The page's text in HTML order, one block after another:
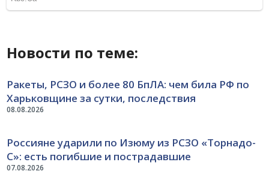
Новости по теме:
08.08.2026
Ракеты, РСЗО и более 80 БпЛА: чем била РФ по
Харьковщине за сутки, последствия
07.08.2026
Россияне ударили по Изюму из РСЗО «Торнадо-
С»: есть погибшие и пострадавшие